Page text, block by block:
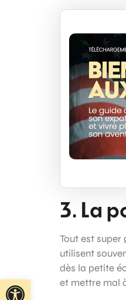
3. La
Tout est super
utilisent
dès la petite
et mettre mal
Ouvrir la barre d’outils